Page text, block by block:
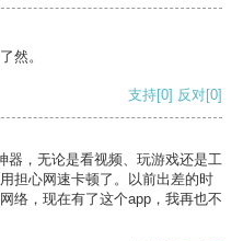
然。
支持[0] 反对[0]
器，无论是看视频、玩游戏还是工
担心网速卡顿了。以前出差的时
络，现在有了这个app，我再也不